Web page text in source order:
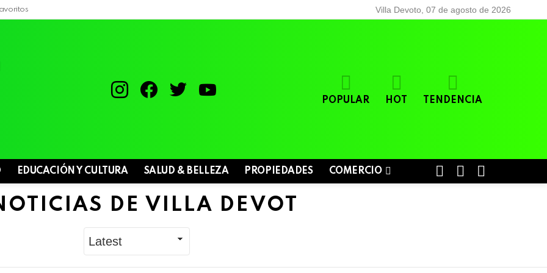
Villa Devoto, 07 de agosto de 2026
POPULAR HOT TENDENCIA
EDUCACIÓN Y CULTURA SALUD & BELLEZA PROPIEDADES COMERCIO
SWITCH
SKIN
DE VILLA DEVOT